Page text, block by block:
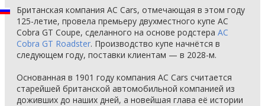
Британская компания AC Cars, отмечающая в этом году
125-летие, провела премьеру двухместного купе AC
Cobra GT Coupe, сделанного на основе родстера AC
Cobra GT Roadster. Производство купе начнётся в
следующем году, поставки клиентам — в 2028-м.
Основанная в 1901 году компания AC Cars считается
старейшей британской автомобильной компанией из
доживших до наших дней, а новейшая глава её истории